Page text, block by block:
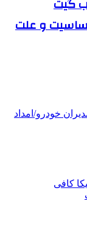
گیت
و علت
خودرو/امداد
کافی